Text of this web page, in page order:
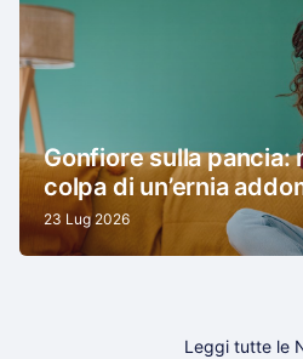
Gonfiore sulla pancia:
colpa di un’ernia
23 Lug 2026
Leggi tutte le